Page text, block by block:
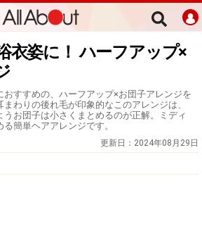
衣姿に！ ハーフアップ×
おすすめの、ハーフアップ×お団子アレンジを
わりの後れ毛が印象的なこのアレンジは、
お団子は小さくまとめるのが正解。ミディ
簡単ヘアアレンジです。
更新日： 2024年08月29日